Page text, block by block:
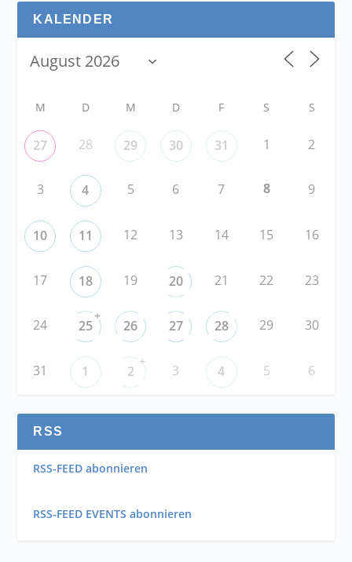
KALENDER
M D M D F S S
27 28 29 30 31 1 2
3 4 5 6 7 8 9
10 11 12 13 14 15 16
17 18 19 20 21 22 23
24 25
+
26 27 28 29 30
31 1 2
+
3 4 5 6
RSS
RSS-FEED abonnieren
RSS-FEED EVENTS abonnieren